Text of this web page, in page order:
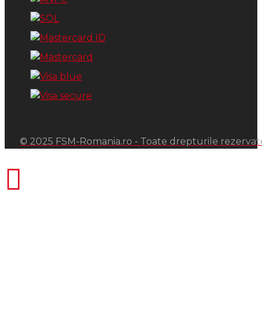
© 2025 FSM-Romania.ro - Toate drepturile